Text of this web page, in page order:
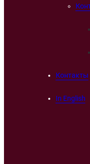
Контакты
In English